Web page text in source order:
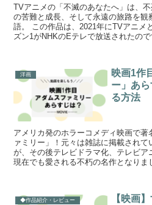
TVアニメの「不滅のあなたへ」は、
の苦難と成長、そして永遠の旅路を観
語。 この作品は、2021年にTVアニメ
ズン1がNHKのEテレで放送されたので
洋画
映画1作
ー」あ
る方法
アメリカ発のホラーコメディ映画で
ァミリー」！元々は雑誌に掲載され
が、その後テレビドラマ化、テレビア
現在でも愛される不朽の名作となりま
◆作品紹介・レビュー
【映画